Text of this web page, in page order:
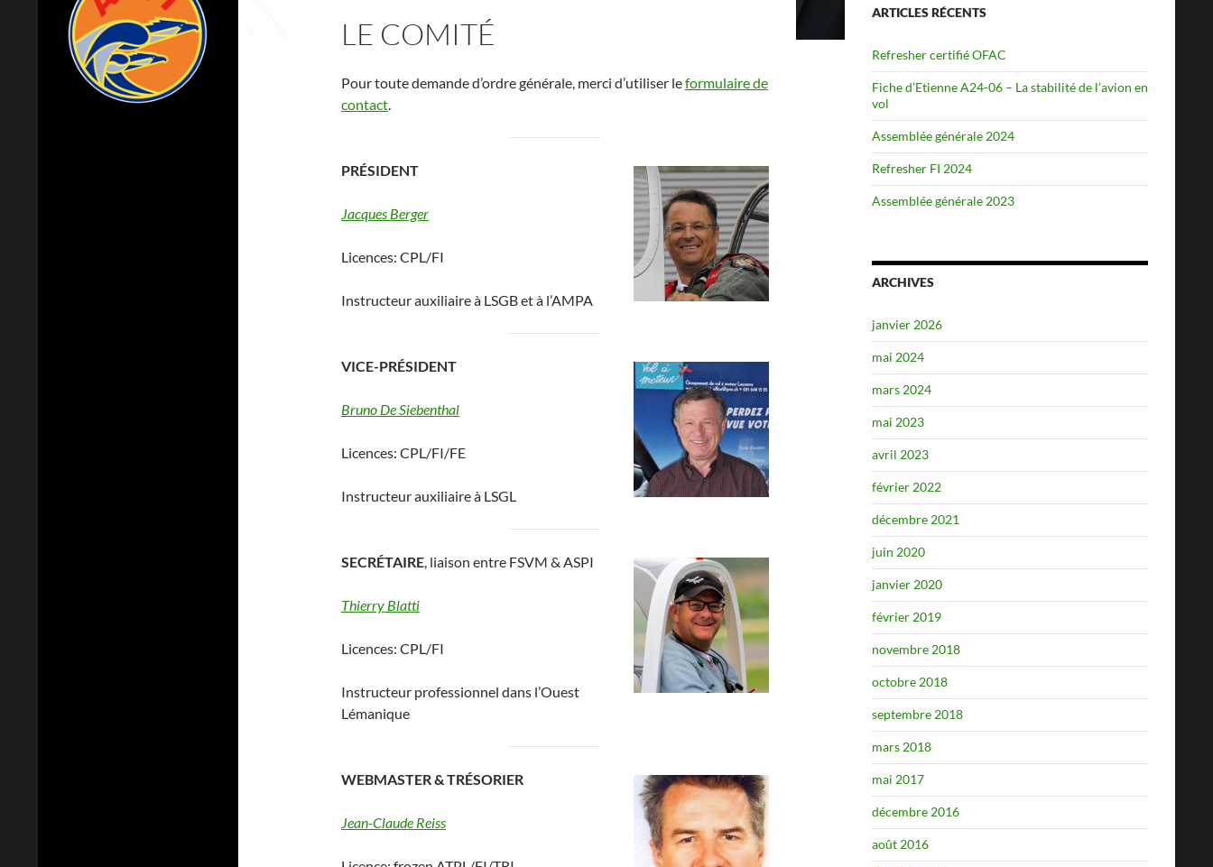
LE COMITÉ
Pour toute demande d’ordre générale, merci d’utiliser leformulaire de
contact.
PRÉSIDENT
Jacques Berger
Licences: CPL/FI
Instructeur auxiliaire à LSGB et à l’AMPA
VICE-PRÉSIDENT
Bruno De Siebenthal
Licences: CPL/FI/FE
Instructeur auxiliaire à LSGL
SECRÉTAIRE, liaison entre FSVM & ASPI
Thierry Blatti
Licences: CPL/FI
Instructeur professionnel dans l’Ouest
Lémanique
WEBMASTER & TRÉSORIER
Jean-Claude Reiss
ARTICLES RÉCENTS
Refresher certifié OFAC
Fiche d’Etienne A24-06 – La stabilité de l’avion en
vol
Assemblée générale 2024
Refresher FI 2024
Assemblée générale 2023
ARCHIVES
janvier 2026
mai 2024
mars 2024
mai 2023
avril 2023
février 2022
décembre 2021
juin 2020
janvier 2020
février 2019
novembre 2018
octobre 2018
septembre 2018
mars 2018
mai 2017
décembre 2016
août 2016